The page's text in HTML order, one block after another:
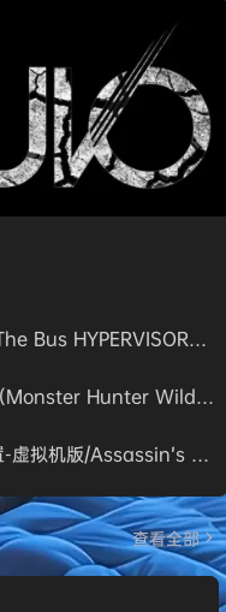
《城市公交模拟-虚拟机版/The Bus HYPERVISOR》免安装中文版
怪物猎人：荒野-虚拟机版（Monster Hunter Wilds HYPERVISOR）免安装中文版
《刺客信条：黑旗 记忆重置-虚拟机版/Assassin’s Creed Black Flag Resynced HYPERVISOR》免安装中文版
查看全部